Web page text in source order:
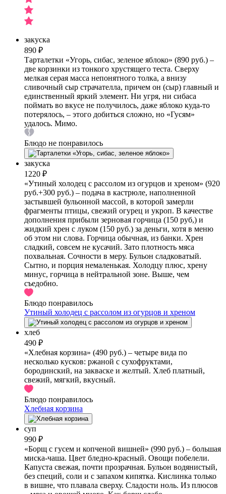
закуска
890 ₽
Тарталетки «Угорь, сибас, зеленое яблоко» (890 руб.) –
две корзинки из тонкого хрустящего теста. Сверху
мелкая серая масса непонятного толка, а внизу
сливочный сыр страчателла, причем он (сыр) главный и
единственный яркий элемент. Ни угря, ни сибаса
поймать во вкусе не получилось, даже яблоко куда-то
потерялось, – этого добиться сложно, но «Гусям»
удалось. Мимо.
Блюдо не понравилось
закуска
1220 ₽
«Утиный холодец с рассолом из огурцов и хреном» (920
руб.+300 руб.) – подача в кастрюле, наполненной
застывшей бульонной массой, в которой замерли
фрагменты птицы, свежий огурец и укроп. В качестве
дополнения прибыли зерновая горчица (150 руб,) и
жидкий хрен с луком (150 руб.) за деньги, хотя в меню
об этом ни слова. Горчица обычная, из банки. Хрен
сладкий, совсем не кусачий. Зато плотность мяса
похвальная. Сочности в меру. Бульон сладковатый.
Сытно, и порция немаленькая. Холодцу плюс, хрену
минус, горчица в нейтральной зоне. Выше, чем
съедобно.
Блюдо понравилось
Утиный холодец с рассолом из огурцов и хреном
хлеб
490 ₽
«Хлебная корзина» (490 руб.) – четыре вида по
несколько кусков: ржаной с сухофруктами,
бородинский, на закваске и желтый. Хлеб платный,
свежий, мягкий, вкусный.
Блюдо понравилось
Хлебная корзина
суп
990 ₽
«Борщ с гусем и копченой вишней» (990 руб.) – большая
миска-чаша. Цвет бледно-красный. Овощи побелели.
Капуста свежая, почти прозрачная. Бульон водянистый,
без специй, соли и с запахом кипятка. Кислинка только
в вишне, что плавала сверху. Сладости ноль. Из плюсов